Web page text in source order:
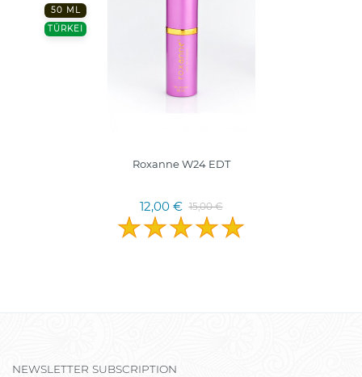
50 ML
TÜRKEI
Roxanne W24 EDT
12,00 € 15,00 €
NEWSLETTER SUBSCRIPTION